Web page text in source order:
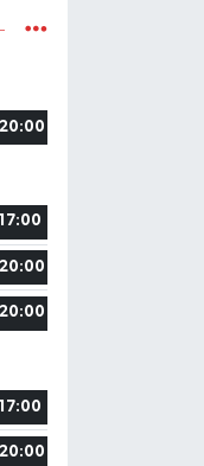
20:00
17:00
20:00
20:00
17:00
20:00